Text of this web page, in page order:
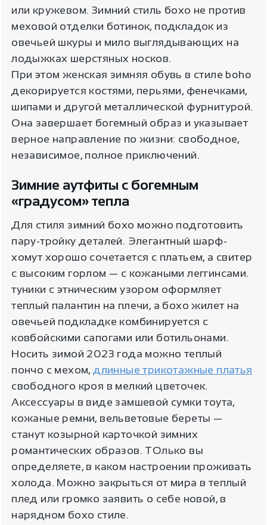
или кружевом. Зимний стиль бохо не против
меховой отделки ботинок, подкладок из
овечьей шкуры и мило выглядывающих на
лодыжках шерстяных носков.
При этом женская зимняя обувь в стиле boho
декорируется костями, перьями, фенечками,
шипами и другой металлической фурнитурой.
Она завершает богемный образ и указывает
верное направление по жизни: свободное,
независимое, полное приключений.
Зимние аутфиты с богемным
«градусом» тепла
Для стиля зимний бохо можно подготовить
пару-тройку деталей. Элегантный шарф-
хомут хорошо сочетается с платьем, а свитер
с высоким горлом — с кожаными леггинсами.
туники с этническим узором оформляет
теплый палантин на плечи, а бохо жилет на
овечьей подкладке комбинируется с
ковбойскими сапогами или ботильонами.
Носить зимой 2023 года можно теплый
пончо с мехом,длинные трикотажные платья
свободного кроя в мелкий цветочек.
Аксессуары в виде замшевой сумки тоута,
кожаные ремни, вельветовые береты —
станут козырной карточкой зимних
романтических образов. ТОлько вы
определяете, в каком настроении проживать
холода. Можно закрыться от мира в теплый
плед или громко заявить о себе новой, в
нарядном бохо стиле.